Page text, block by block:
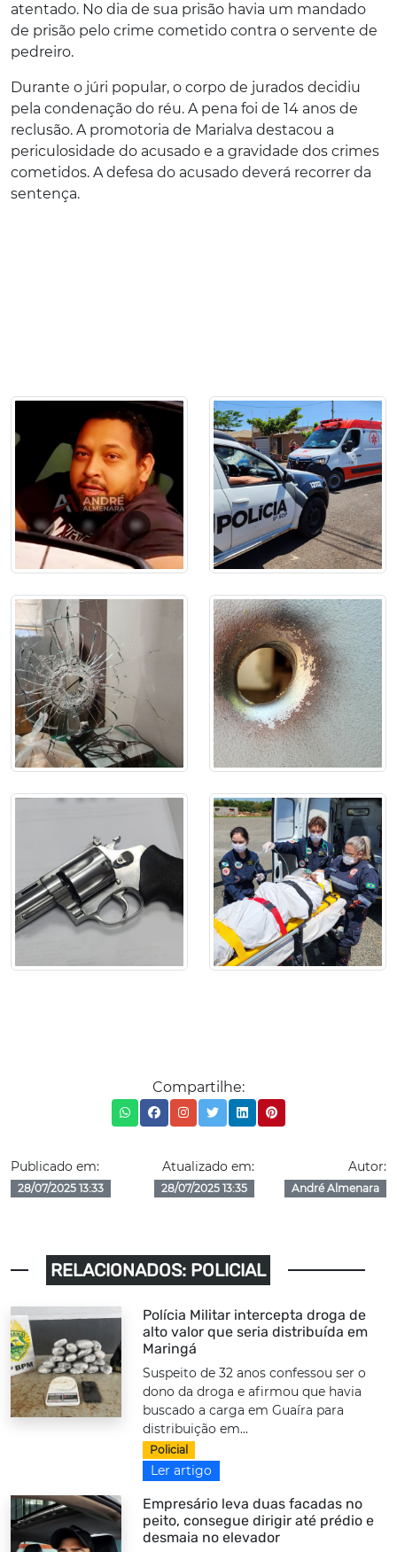
atentado. No dia de sua prisão havia um mandado
de prisão pelo crime cometido contra o servente de
pedreiro.
Durante o júri popular, o corpo de jurados decidiu
pela condenação do réu. A pena foi de 14 anos de
reclusão. A promotoria de Marialva destacou a
periculosidade do acusado e a gravidade dos crimes
cometidos. A defesa do acusado deverá recorrer da
sentença.
Compartilhe:
Publicado em:
28/07/2025 13:33
Atualizado em:
28/07/2025 13:35
Autor:
André Almenara
RELACIONADOS: POLICIAL
Polícia Militar intercepta droga de
alto valor que seria distribuída em
Maringá
Suspeito de 32 anos confessou ser o
dono da droga e afirmou que havia
buscado a carga em Guaíra para
distribuição em...
Policial
Ler artigo
Empresário leva duas facadas no
peito, consegue dirigir até prédio e
desmaia no elevador